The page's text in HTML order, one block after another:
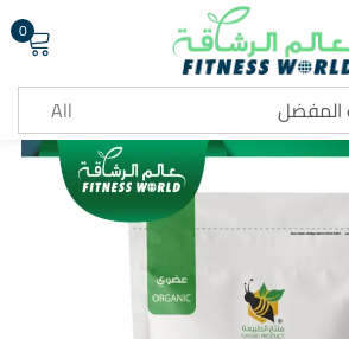
0
تسجيل دخول
هل نسيت كلمة المرور ؟